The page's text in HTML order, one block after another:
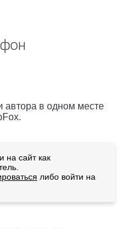
автора в одном месте
на сайт как
либо войти на